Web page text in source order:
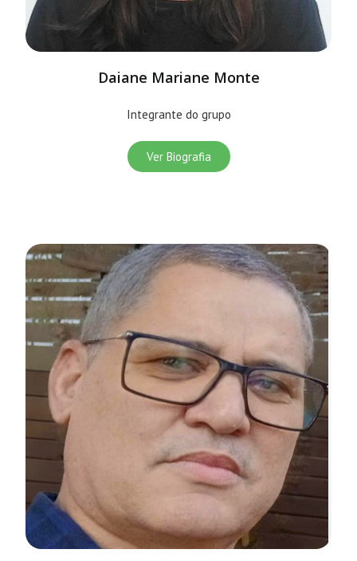
Daiane Mariane Monte
Integrante do grupo
Ver Biografia